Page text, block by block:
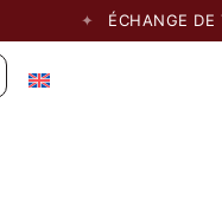
ÉCHANGE DE